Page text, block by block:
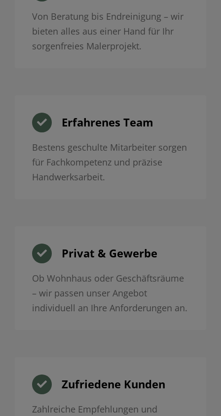
Von Beratung bis Endreinigung – wir
bieten alles aus einer Hand für Ihr
sorgenfreies Malerprojekt.
Erfahrenes Team
Bestens geschulte Mitarbeiter sorgen
für Fachkompetenz und präzise
Handwerksarbeit.
Privat & Gewerbe
Ob Wohnhaus oder Geschäftsräume
– wir passen unser Angebot
individuell an Ihre Anforderungen an.
Zufriedene Kunden
Zahlreiche Empfehlungen und